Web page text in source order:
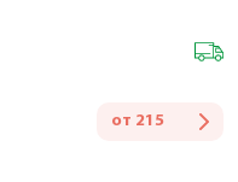
от 215